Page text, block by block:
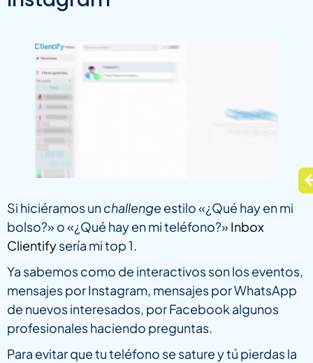
Si hiciéramos unchallengeestilo «¿Qué hay en mi
bolso?» o «¿Qué hay en mi teléfono?» Inbox
Clientifysería mi top 1.
Ya sabemos como de interactivos son los eventos,
mensajes por Instagram, mensajes por WhatsApp
de nuevos interesados, por Facebook algunos
profesionales haciendo preguntas.
Para evitar que tu teléfono se sature y tú pierdas la